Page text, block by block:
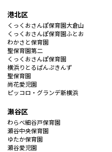
港北区
くっくおさんぽ保育園大倉山
くっくおさんぽ保育園ふとお
わかさと保育園
聖保育園第二
くっくおさんぽ保育園
横浜りとるぱんぷきんず
聖保育園
尚花愛児園
ピッコロ・グランデ新横浜
瀬谷区
わらべ細谷戸保育園
瀬谷中央保育園
ゆたか保育園
瀬谷愛児園